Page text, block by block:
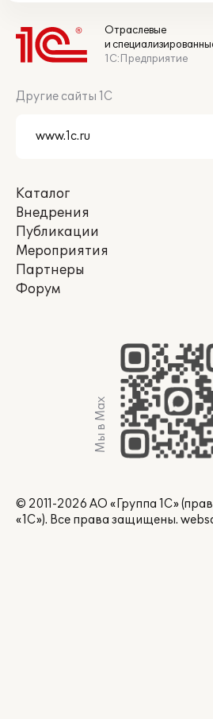
Отраслевые
и
1С:Предприятие
Другие сайты 1С
Каталог
Внедрения
Публикации
Мероприятия
Партнеры
Форум
Мы в Max
© 2011-2026 АО «Группа 1С»
«1С»). Все права защищены.